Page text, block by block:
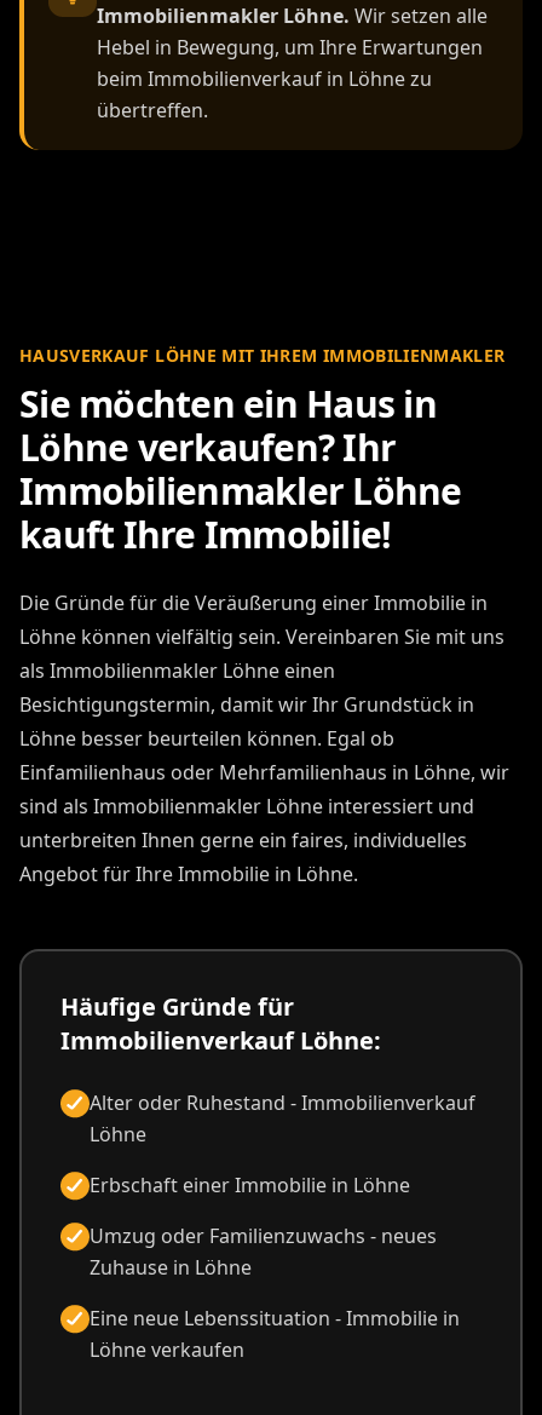
Immobilienmakler Löhne. Wir setzen alle
Hebel in Bewegung, um Ihre Erwartungen
beim Immobilienverkauf in Löhne zu
übertreffen.
HAUSVERKAUF LÖHNE MIT IHREM IMMOBILIENMAKLER
Sie möchten ein Haus in
Löhne verkaufen? Ihr
Immobilienmakler Löhne
kauft Ihre Immobilie!
Die Gründe für die Veräußerung einer Immobilie in
Löhne können vielfältig sein. Vereinbaren Sie mit uns
als Immobilienmakler Löhne einen
Besichtigungstermin, damit wir Ihr Grundstück in
Löhne besser beurteilen können. Egal ob
Einfamilienhaus oder Mehrfamilienhaus in Löhne, wir
sind als Immobilienmakler Löhne interessiert und
unterbreiten Ihnen gerne ein faires, individuelles
Angebot für Ihre Immobilie in Löhne.
Häufige Gründe für
Immobilienverkauf Löhne:
Alter oder Ruhestand - Immobilienverkauf
Löhne
Erbschaft einer Immobilie in Löhne
Umzug oder Familienzuwachs - neues
Zuhause in Löhne
Eine neue Lebenssituation - Immobilie in
Löhne verkaufen